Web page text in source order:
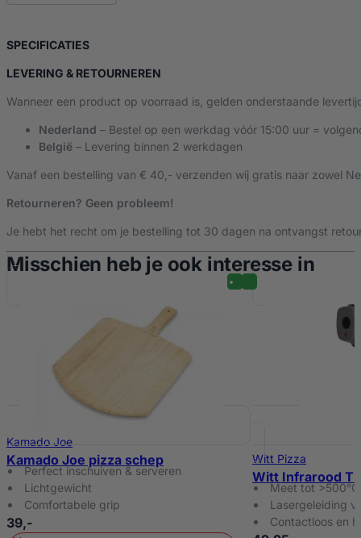
Perforaties voorkomen verbrande bloemresten
Ideaal in combinatie met de WITT pizzaoven
SPECIFICATIESVAN WITT PIZZA DRAAISCHEP
LEVERING & RETOURNEREN
Wanneer een product op voorraad is, gelden onderstaande
Nederland – Bestel op een werkdag vóór 15:00 uur =
België – Levering binnen 2 werkdagen
Vanaf een bestelling van € 40,- verzenden wij gratis naar zowel
Retourneren? Geen probleem!
Je hebt het recht om je bestelling tot 30 dagen na ontvangst
Misschien heb je ook interesse in
Kamado Joe
Kamado Joe pizza schep
Perfect inschuiven & serveren
Lichtgewicht
Comfortabele grip
39,-
Witt Pizza
Witt Infrarood
Meet tot
Lasergeleiding
Contactloos en